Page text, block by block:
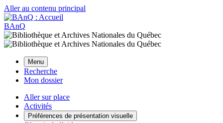
Aller au contenu principal
BAnQ
Menu
Recherche
Mon dossier
Aller sur place
Activités
Préférences de présentation visuelle